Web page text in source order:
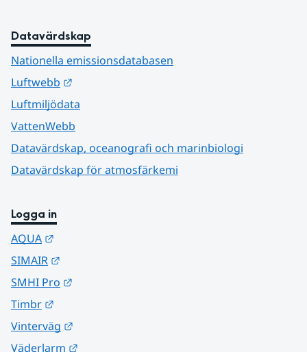
Datavärdskap
Nationella emissionsdatabasen
Luftwebb
Luftmiljödata
VattenWebb
Datavärdskap, oceanografi och marinbiologi
Datavärdskap för atmosfärkemi
Logga in
AQUA
SIMAIR
SMHI Pro
Timbr
Vinterväg
Väderlarm